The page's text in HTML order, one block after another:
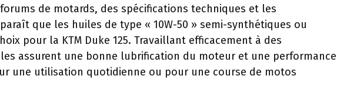
de motards, des spécifications techniques et les
que les huiles de type « 10W-50 » semi-synthétiques ou
pour la KTM Duke 125. Travaillant efficacement à des
assurent une bonne lubrification du moteur et une performance
une utilisation quotidienne ou pour une course de motos